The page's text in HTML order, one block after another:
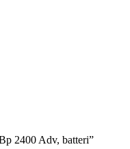
2400 Adv, batteri”